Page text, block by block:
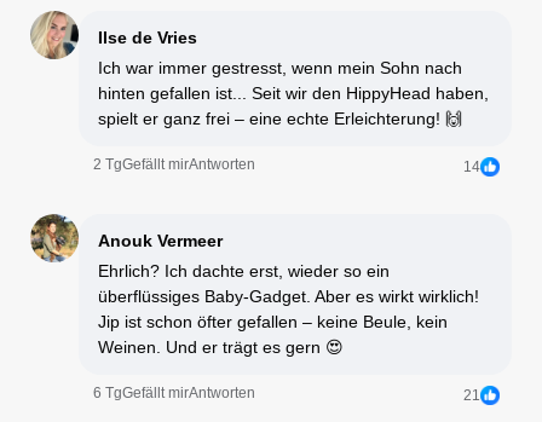
Ilse de Vries
Ich war immer gestresst, wenn mein Sohn nach
hinten gefallen ist... Seit wir den HippyHead haben,
spielt er ganz frei – eine echte Erleichterung! 🙌
2 TgGefällt mirAntworten 14
Anouk Vermeer
Ehrlich? Ich dachte erst, wieder so ein
überflüssiges Baby-Gadget. Aber es wirkt wirklich!
Jip ist schon öfter gefallen – keine Beule, kein
Weinen. Und er trägt es gern 😍
6 TgGefällt mirAntworten 21